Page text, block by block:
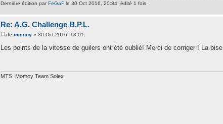
Dernière édition parFeGaF le 30 Oct 2016, 20:34, édité 1 fois.
Re: A.G. Challenge B.P.L.
de momoy » 30 Oct 2016, 13:01
Les points de la vitesse de guilers ont été oublié! Merci de corriger ! La bise
MTS: Momoy Team Solex